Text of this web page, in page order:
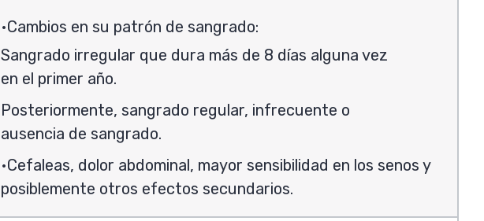
Cambios en su patrón de sangrado:
Sangrado irregular que dura más de 8 días alguna vez
en el primer año.
Posteriormente, sangrado regular, infrecuente o
ausencia de sangrado.
Cefaleas, dolor abdominal, mayor sensibilidad en los senos y
posiblemente otros efectos secundarios.